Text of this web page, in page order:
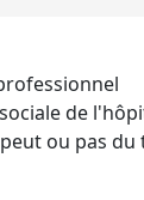
de
ou pas